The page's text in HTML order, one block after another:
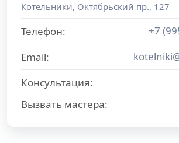
Котельники, Октябрьский пр., 127
Телефон:
+7
Email:
Консультация:
Вызвать мастера: